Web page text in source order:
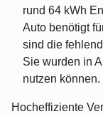
rund 64 kWh
Auto benötigt
sind die
Sie wurden in
nutzen können.
Hocheffiziente